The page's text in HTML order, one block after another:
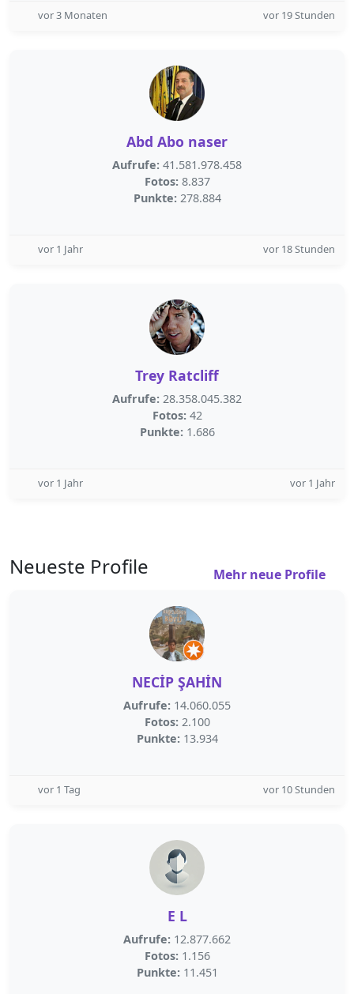
vor 3 Monaten vor 19 Stunden
Abd Abo naser
Aufrufe: 41.581.978.458
Fotos: 8.837
Punkte: 278.884
vor 1 Jahr vor 18 Stunden
Trey Ratcliff
Aufrufe: 28.358.045.382
Fotos: 42
Punkte: 1.686
vor 1 Jahr vor 1 Jahr
Neueste Profile Mehr neue Profile
NECİP ŞAHİN
Aufrufe: 14.060.055
Fotos: 2.100
Punkte: 13.934
vor 1 Tag vor 10 Stunden
E L
Aufrufe: 12.877.662
Fotos: 1.156
Punkte: 11.451